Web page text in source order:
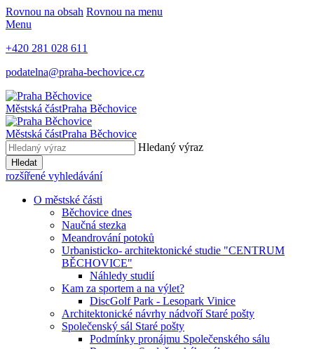
Rovnou na obsah Rovnou na menu
Menu
+420 281 028 611
podatelna@praha-bechovice.cz
Městská částPraha Běchovice
Městská částPraha Běchovice
Hledaný výraz
Hledat
rozšířené vyhledávání
O městské části
Běchovice dnes
Naučná stezka
Meandrování potoků
Urbanisticko- architektonické studie "CENTRUM
BĚCHOVICE"
Náhledy studií
Kam za sportem a na výlet?
DiscGolf Park - Lesopark Vinice
Architektonické návrhy nádvoří Staré pošty
Společenský sál Staré pošty
Podmínky pronájmu Společenského sálu